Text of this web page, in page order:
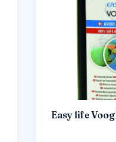
Easy life